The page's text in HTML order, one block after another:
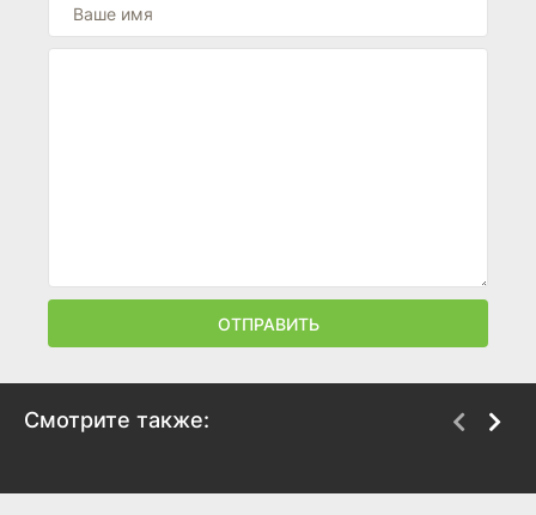
ОТПРАВИТЬ
Смотрите также: